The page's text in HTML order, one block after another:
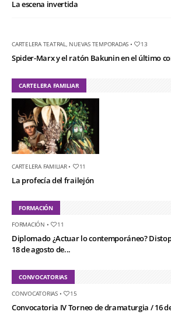
La escena invertida
CARTELERA TEATRAL NUEVAS TEMPORADAS • 13
Spider-Marx y el ratón Bakunin en el último
CARTELERA FAMILIAR
CARTELERA FAMILIAR• 11
La profecía del frailejón
FORMACIÓN
FORMACIÓN • 11
Diplomado ¿Actuar lo contemporáneo?
18 de agosto de...
CONVOCATORIAS
CONVOCATORIAS• 15
Convocatoria IV Torneo de dramaturgia / 16